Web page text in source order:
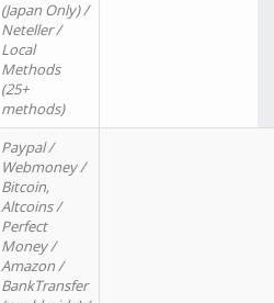
(Japan Only) /
Neteller /
Local
Methods
(25+
methods)
Paypal /
Webmoney /
Bitcoin,
Altcoins /
Perfect
Money /
Amazon /
BankTransfer